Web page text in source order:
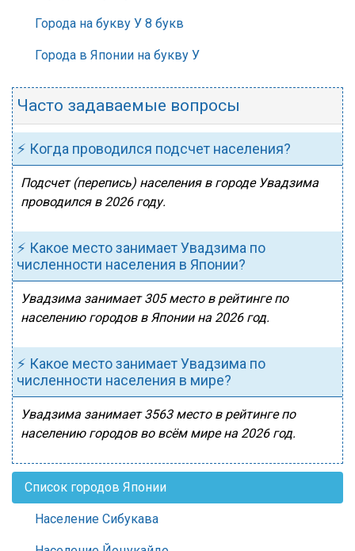
Города на букву У 8 букв
Города в Японии на букву У
Часто задаваемые вопросы
⚡ Когда проводился подсчет населения?
Подсчет (перепись) населения в городе Увадзима
проводился в 2026 году.
⚡ Какое место занимает Увадзима по
численности населения в Японии?
Увадзима занимает 305 место в рейтинге по
населению городов в Японии на 2026 год.
⚡ Какое место занимает Увадзима по
численности населения в мире?
Увадзима занимает 3563 место в рейтинге по
населению городов во всём мире на 2026 год.
Список городов Японии
Население Сибукава